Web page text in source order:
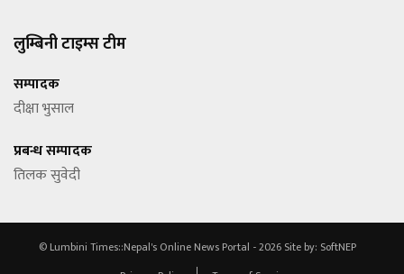
लुम्बिनी टाइम्स टीम
सम्पादक
दीक्षा भुसाल
प्रबन्ध सम्पादक
तिलक सुवेदी
© Lumbini Times::Nepal's Online News Portal - 2026 Site by: SoftNEP